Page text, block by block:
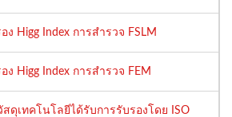
ง Higg Index การสำรวจ FSLM
ง Higg Index การสำรวจ FEM
สดุเทคโนโลยีได้รับการรับรองโดย ISO